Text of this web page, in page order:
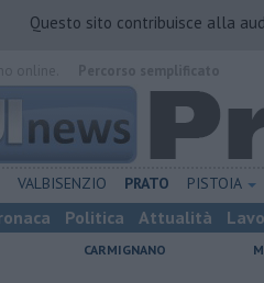
Questo sito contribuisce alla
VALBISENZIO PRATO PISTOIA
Politica Attualità
CARMIGNANO